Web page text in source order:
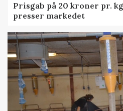
Prisgab på 20 kroner pr.
presser markedet